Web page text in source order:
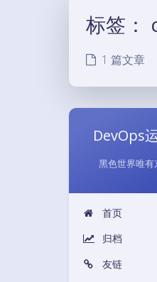
标签：
1 篇文章
DevOps
黑色世界唯有
首页
归档
友链